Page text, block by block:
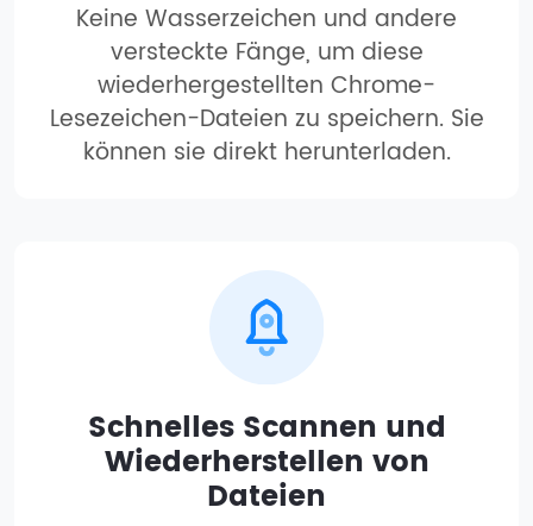
Keine Wasserzeichen und andere
versteckte Fänge, um diese
wiederhergestellten Chrome-
Lesezeichen-Dateien zu speichern. Sie
können sie direkt herunterladen.
Schnelles Scannen und
Wiederherstellen von
Dateien